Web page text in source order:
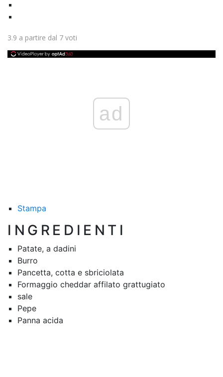
3.9 a partire dal 7 voti
ad
Stampa
INGREDIENTI
Patate, a dadini
Burro
Pancetta, cotta e sbriciolata
Formaggio cheddar affilato grattugiato
sale
Pepe
Panna acida